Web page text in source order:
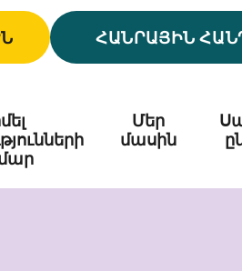
ՀԱՆՐԱՅԻՆ
Մեր
մասին